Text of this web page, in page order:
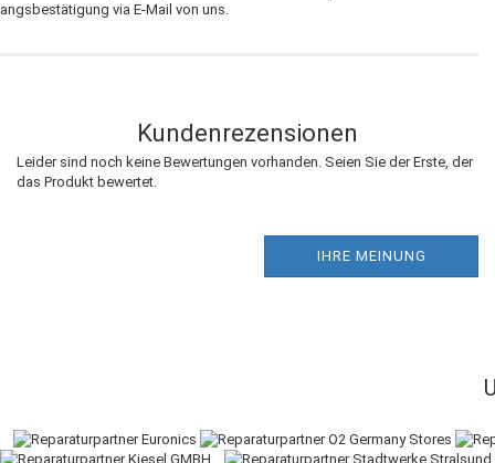
via E-Mail von uns.
Kundenrezensionen
Leider sind noch keine Bewertungen vorhanden. Seien Sie der Erste, der
das Produkt bewertet.
IHRE MEINUNG